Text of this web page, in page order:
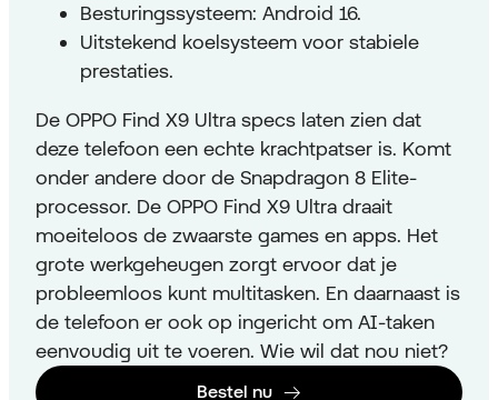
Besturingssysteem: Android 16.
Uitstekend koelsysteem voor stabiele
prestaties.
De OPPO Find X9 Ultra specs laten zien dat
deze telefoon een echte krachtpatser is. Komt
onder andere door de Snapdragon 8 Elite-
processor. De OPPO Find X9 Ultra draait
moeiteloos de zwaarste games en apps. Het
grote werkgeheugen zorgt ervoor dat je
probleemloos kunt multitasken. En daarnaast is
de telefoon er ook op ingericht om AI-taken
eenvoudig uit te voeren. Wie wil dat nou niet?
Bestel nu